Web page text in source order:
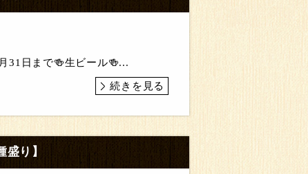
31日まで🍻生ビール🍻...
続きを見る
り】